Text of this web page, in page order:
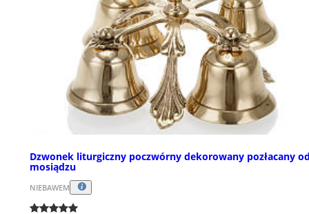
Dzwonek liturgiczny poczwórny dekorowany pozłacany
mosiądzu
NIEBAWEM